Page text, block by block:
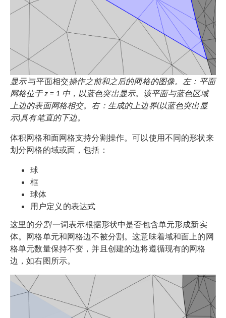
显示与平面相交操作之前和之后的网格的图像。左：平面
网格位于z = 1 中，以蓝色突出显示。该平面与蓝色区域
上边的表面网格相交。右：生成的上边界(以蓝色突出显
示)具有笔直的下边。
体积网格和面网格支持分割操作。可以使用不同的形状来
划分网格的域或面，包括：
球
框
球体
用户定义的表达式
这里的分割一词表示根据形状中是否包含单元形成新实
体。网格单元和网格边不被分割。这意味着域和面上的网
格单元数量保持不变，并且创建的边将遵循现有的网格
边，如右图所示。